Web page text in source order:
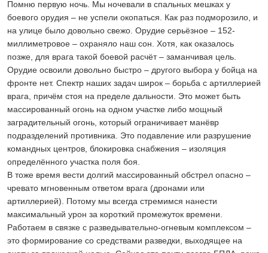
Помню первую ночь. Мы ночевали в спальных мешках у
боевого орудия – не успели окопаться. Как раз подморозило, и
на улице было довольно свежо. Орудие серьёзное – 152-
миллиметровое – охраняло наш сон. Хотя, как оказалось
позже, для врага такой боевой расчёт – заманчивая цель.
Орудие освоили довольно быстро – другого выбора у бойца на
фронте нет. Спектр наших задач широк – борьба с артиллерией
врага, причём стоя на пределе дальности. Это может быть
массированный огонь на одном участке либо мощный
заградительный огонь, который ограничивает манёвр
подразделений противника. Это подавление или разрушение
командных центров, блокировка снабжения – изоляция
определённого участка поля боя.
В тоже время вести долгий массированный обстрел опасно –
чревато мгновенным ответом врага (дронами или
артиллерией). Потому мы всегда стремимся нанести
максимальный урон за короткий промежуток времени.
Работаем в связке с разведывательно-огневым комплексом –
это формирование со средствами разведки, выходящее на